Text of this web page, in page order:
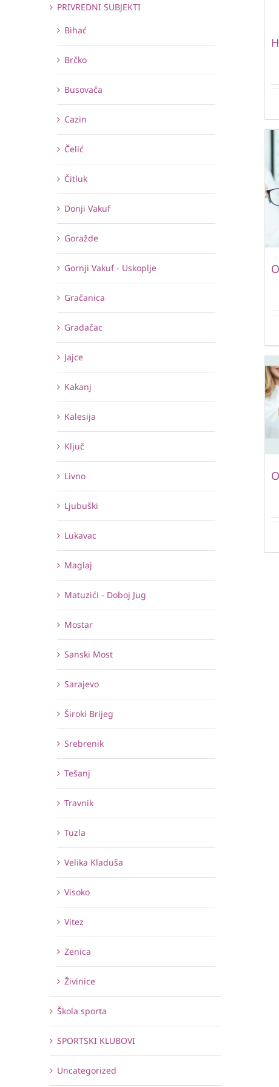
PRIVREDNI SUBJEKTI
Bihać
Brčko
Busovača
Cazin
Čelić
Čitluk
Donji Vakuf
Goražde
Gornji Vakuf - Uskoplje
Gračanica
Gradačac
Jajce
Kakanj
Kalesija
Ključ
Livno
Ljubuški
Lukavac
Maglaj
Matuzići - Doboj Jug
Mostar
Sanski Most
Sarajevo
Široki Brijeg
Srebrenik
Tešanj
Travnik
Tuzla
Velika Kladuša
Visoko
Vitez
Zenica
Živinice
Škola sporta
SPORTSKI KLUBOVI
Uncategorized